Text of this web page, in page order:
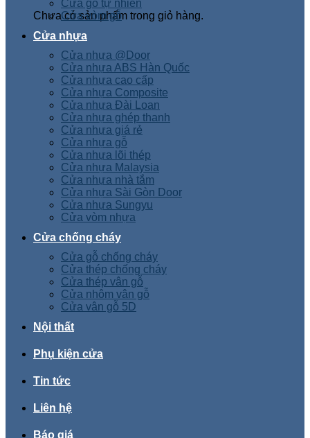
Chưa có sản phẩm trong giỏ hàng.
Cửa gỗ tự nhiên
Cửa vòm gỗ
Cửa nhựa
Cửa nhựa @Door
Cửa nhựa ABS Hàn Quốc
Cửa nhựa cao cấp
Cửa nhựa Composite
Cửa nhựa Đài Loan
Cửa nhựa ghép thanh
Cửa nhựa giá rẻ
Cửa nhựa gỗ
Cửa nhựa lõi thép
Cửa nhựa Malaysia
Cửa nhựa nhà tắm
Cửa nhựa Sài Gòn Door
Cửa nhựa Sungyu
Cửa vòm nhựa
Cửa chống cháy
Cửa gỗ chống cháy
Cửa thép chống cháy
Cửa thép vân gỗ
Cửa nhôm vân gỗ
Cửa vân gỗ 5D
Nội thất
Phụ kiện cửa
Tin tức
Liên hệ
Báo giá